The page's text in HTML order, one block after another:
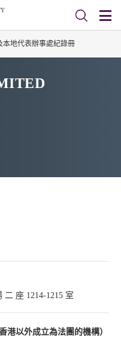
本地代表辦事處紀錄冊
座 1214-1215 室
港以外成立為法團的機構）